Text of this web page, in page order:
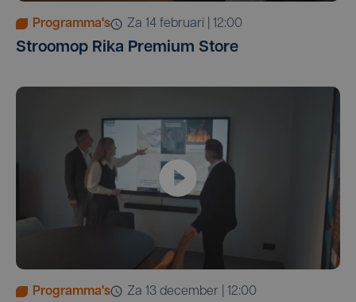
Programma's za 14 februari | 12:00
Stroomop Rika Premium Store
Programma's za 13 december | 12:00